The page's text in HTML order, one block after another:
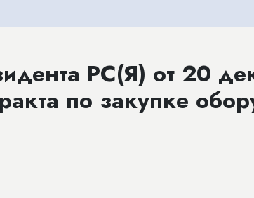
РС(Я) от 20
по закупке